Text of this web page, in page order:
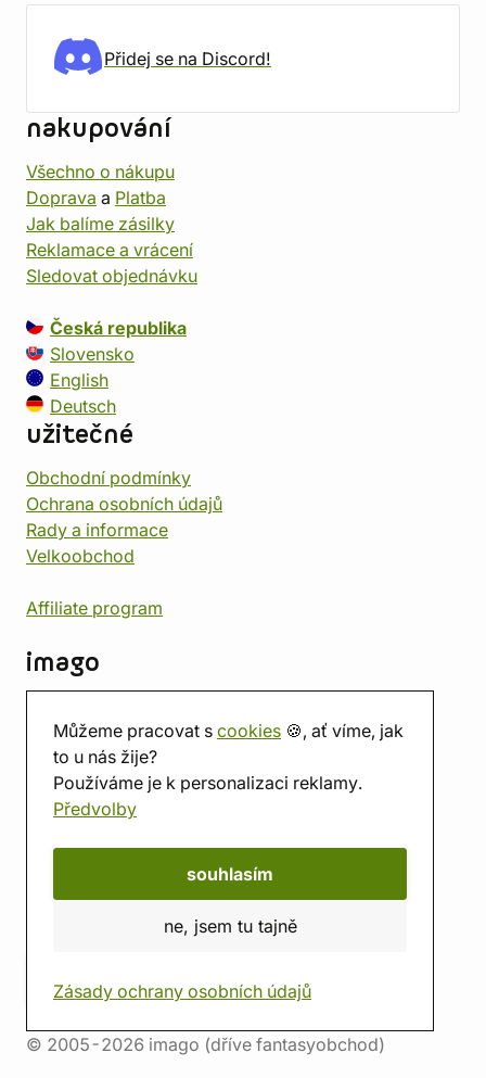
Můžeme pracovat s cookies 🍪, ať víme, jak
to u nás žije?
Používáme je k personalizaci reklamy.
Předvolby
souhlasím
ne, jsem tu tajně
Zásady ochrany osobních údajů
Přidej se na Discord!
nakupování
Všechno o nákupu
Doprava a Platba
Jak balíme zásilky
Reklamace a vrácení
Sledovat objednávku
Česká republika
Slovensko
English
Deutsch
užitečné
Obchodní podmínky
Ochrana osobních údajů
Rady a informace
Velkoobchod
Affiliate program
imago
Prodejna
Herna
O nás
Hodnocení obchodu
© 2005-2026 imago (dříve fantasyobchod)